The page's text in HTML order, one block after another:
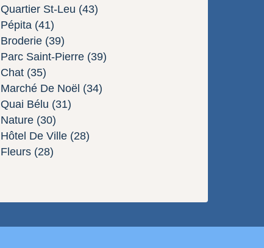
Quartier St-Leu (43)
Pépita (41)
Broderie (39)
Parc Saint-Pierre (39)
Chat (35)
Marché De Noël (34)
Quai Bélu (31)
Nature (30)
Hôtel De Ville (28)
Fleurs (28)